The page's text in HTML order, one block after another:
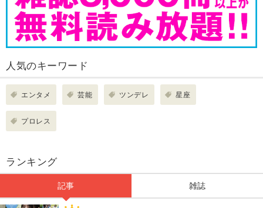
人気のキーワード
エンタメ 芸能 ツンデレ 星座
プロレス
ランキング
記事 雑誌